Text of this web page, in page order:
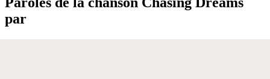
par